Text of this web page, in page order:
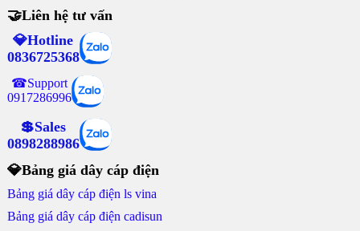
🤝Liên hệ tư vấn
💎Hotline
0836725368
☎Support
0917286996
💲Sales
0898288986
💎Bảng giá dây cáp điện
Bảng giá dây cáp điện ls vina
Bảng giá dây cáp điện cadisun